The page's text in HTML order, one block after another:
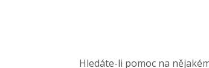
Hledáte-li pomoc na